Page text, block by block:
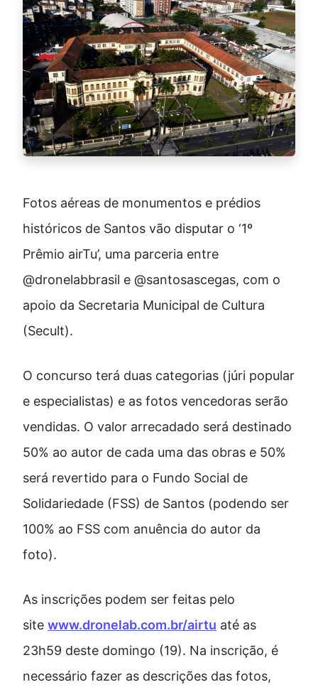
Fotos aéreas de monumentos e prédios
históricos de Santos vão disputar o ‘1º
Prêmio airTu’, uma parceria entre
@dronelabbrasil e @santosascegas, com o
apoio da Secretaria Municipal de Cultura
(Secult).
O concurso terá duas categorias (júri popular
e especialistas) e as fotos vencedoras serão
vendidas. O valor arrecadado será destinado
50% ao autor de cada uma das obras e 50%
será revertido para o Fundo Social de
Solidariedade (FSS) de Santos (podendo ser
100% ao FSS com anuência do autor da
foto).
As inscrições podem ser feitas pelo
site www.dronelab.com.br/airtu até as
23h59 deste domingo (19). Na inscrição, é
necessário fazer as descrições das fotos,